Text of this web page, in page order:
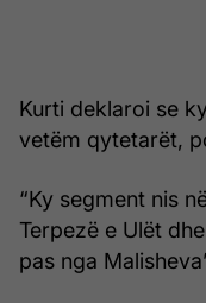
Kurti deklaroi se
vetëm qytetarët,
“Ky segment nis
Terpezë e Ulët
pas nga